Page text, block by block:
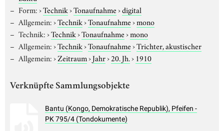
Form:›Technik›Tonaufnahme›digital
Allgemein:›Technik›Tonaufnahme›mono
Technik:›Technik›Tonaufnahme›mono
Allgemein:›Technik›Tonaufnahme›Trichter, akustischer
Allgemein:›Zeitraum›Jahr›20. Jh.› 1910
Verknüpfte Sammlungsobjekte
Bantu (Kongo, Demokratische Republik), Pfeifen -
PK 795/4 (Tondokumente)